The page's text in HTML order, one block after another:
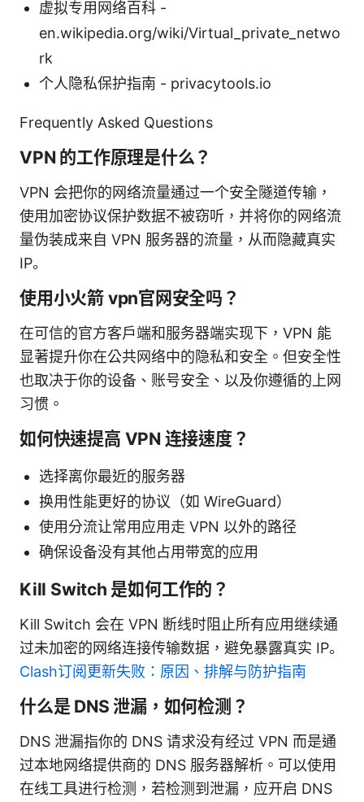
虚拟专用网络百科 -
en.wikipedia.org/wiki/Virtual_private_netwo
rk
个人隐私保护指南 - privacytools.io
Frequently Asked Questions
VPN 的工作原理是什么？
VPN 会把你的网络流量通过一个安全隧道传输，
使用加密协议保护数据不被窃听，并将你的网络流
量伪装成来自 VPN 服务器的流量，从而隐藏真实
IP。
使用小火箭 vpn官网安全吗？
在可信的官方客户端和服务器端实现下，VPN 能
显著提升你在公共网络中的隐私和安全。但安全性
也取决于你的设备、账号安全、以及你遵循的上网
习惯。
如何快速提高 VPN 连接速度？
选择离你最近的服务器
换用性能更好的协议（如 WireGuard）
使用分流让常用应用走 VPN 以外的路径
确保设备没有其他占用带宽的应用
Kill Switch 是如何工作的？
Kill Switch 会在 VPN 断线时阻止所有应用继续通
过未加密的网络连接传输数据，避免暴露真实 IP。
Clash订阅更新失败：原因、排解与防护指南
什么是 DNS 泄漏，如何检测？
DNS 泄漏指你的 DNS 请求没有经过 VPN 而是通
过本地网络提供商的 DNS 服务器解析。可以使用
在线工具进行检测，若检测到泄漏，应开启 DNS